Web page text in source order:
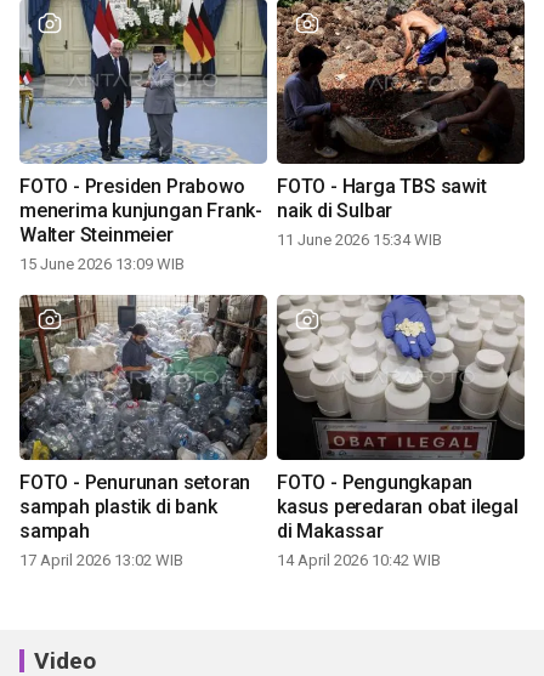
FOTO - Presiden Prabowo
menerima kunjungan Frank-
Walter Steinmeier
15 June 2026 13:09 WIB
FOTO - Harga TBS sawit
naik di Sulbar
11 June 2026 15:34 WIB
FOTO - Penurunan setoran
sampah plastik di bank
sampah
17 April 2026 13:02 WIB
FOTO - Pengungkapan
kasus peredaran obat ilegal
di Makassar
14 April 2026 10:42 WIB
Video